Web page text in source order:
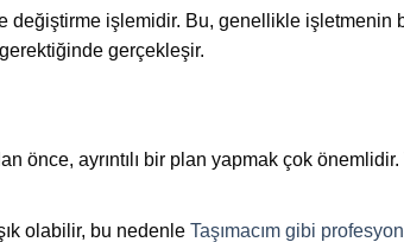
değiştirme işlemidir. Bu, genellikle işletmenin
gerçekleşir.
önce, ayrıntılı bir plan yapmak çok
olabilir, bu nedenle Taşımacım gibi